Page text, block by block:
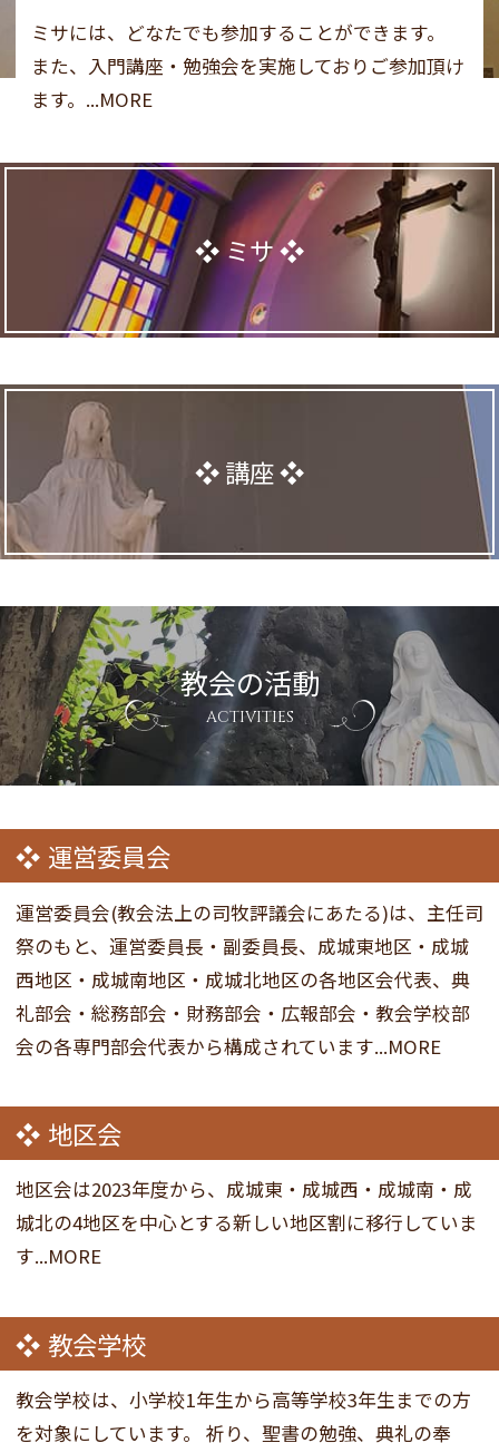
ミサには、どなたでも参加することができます。
また、入門講座・勉強会を実施しておりご参加頂け
ます。...MORE
ミサ
講座
教会の活動
ACTIVITIES
運営委員会
運営委員会(教会法上の司牧評議会にあたる)は、主任司
祭のもと、運営委員長・副委員長、成城東地区・成城
西地区・成城南地区・成城北地区の各地区会代表、典
礼部会・総務部会・財務部会・広報部会・教会学校部
会の各専門部会代表から構成されています...MORE
地区会
地区会は2023年度から、成城東・成城西・成城南・成
城北の4地区を中心とする新しい地区割に移行していま
す...MORE
教会学校
教会学校は、小学校1年生から高等学校3年生までの方
を対象にしています。 祈り、聖書の勉強、典礼の奉